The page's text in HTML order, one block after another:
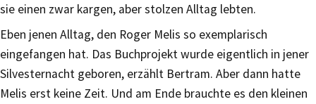
sie einen zwar kargen, aber stolzen Alltag lebten.
Eben jenen Alltag, den Roger Melis so exemplarisch
eingefangen hat. Das Buchprojekt wurde eigentlich in jener
Silvesternacht geboren, erzählt Bertram. Aber dann hatte
Melis erst keine Zeit. Und am Ende brauchte es den kleinen